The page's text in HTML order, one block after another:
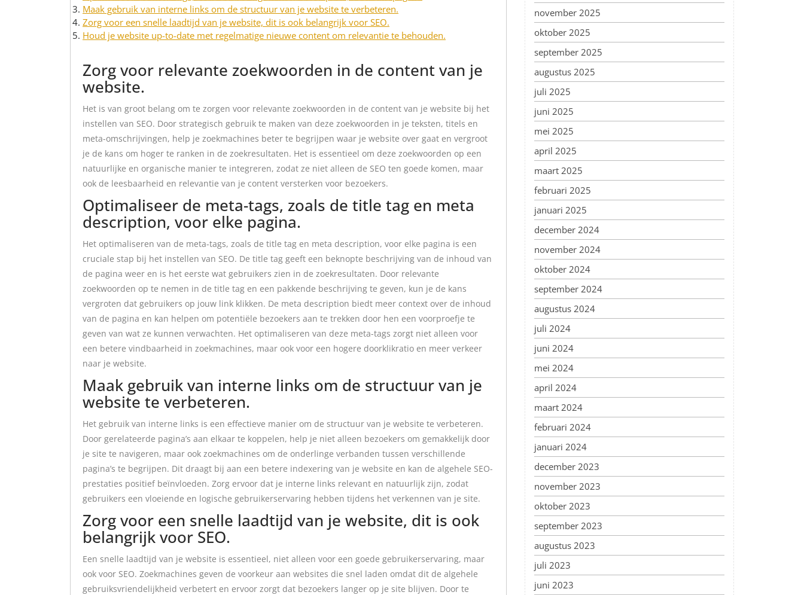
Maak gebruik van interne links om de structuur van je website te verbeteren.
Zorg voor een snelle laadtijd van je website, dit is ook belangrijk voor SEO.
Houd je website up-to-date met regelmatige nieuwe content om relevantie te behouden.
Zorg voor relevante zoekwoorden in de content van je
website.
Het is van groot belang om te zorgen voor relevante zoekwoorden in de content van je website bij het
instellen van SEO. Door strategisch gebruik te maken van deze zoekwoorden in je teksten, titels en
meta-omschrijvingen, help je zoekmachines beter te begrijpen waar je website over gaat en vergroot
je de kans om hoger te ranken in de zoekresultaten. Het is essentieel om deze zoekwoorden op een
natuurlijke en organische manier te integreren, zodat ze niet alleen de SEO ten goede komen, maar
ook de leesbaarheid en relevantie van je content versterken voor bezoekers.
Optimaliseer de meta-tags, zoals de title tag en meta
description, voor elke pagina.
Het optimaliseren van de meta-tags, zoals de title tag en meta description, voor elke pagina is een
cruciale stap bij het instellen van SEO. De title tag geeft een beknopte beschrijving van de inhoud van
de pagina weer en is het eerste wat gebruikers zien in de zoekresultaten. Door relevante
zoekwoorden op te nemen in de title tag en een pakkende beschrijving te geven, kun je de kans
vergroten dat gebruikers op jouw link klikken. De meta description biedt meer context over de inhoud
van de pagina en kan helpen om potentiële bezoekers aan te trekken door hen een voorproefje te
geven van wat ze kunnen verwachten. Het optimaliseren van deze meta-tags zorgt niet alleen voor
een betere vindbaarheid in zoekmachines, maar ook voor een hogere doorklikratio en meer verkeer
naar je website.
Maak gebruik van interne links om de structuur van je
website te verbeteren.
Het gebruik van interne links is een effectieve manier om de structuur van je website te verbeteren.
Door gerelateerde pagina’s aan elkaar te koppelen, help je niet alleen bezoekers om gemakkelijk door
je site te navigeren, maar ook zoekmachines om de onderlinge verbanden tussen verschillende
pagina’s te begrijpen. Dit draagt bij aan een betere indexering van je website en kan de algehele SEO-
prestaties positief beïnvloeden. Zorg ervoor dat je interne links relevant en natuurlijk zijn, zodat
gebruikers een vloeiende en logische gebruikerservaring hebben tijdens het verkennen van je site.
Zorg voor een snelle laadtijd van je website, dit is ook
belangrijk voor SEO.
Een snelle laadtijd van je website is essentieel, niet alleen voor een goede gebruikerservaring, maar
ook voor SEO. Zoekmachines geven de voorkeur aan websites die snel laden omdat dit de algehele
gebruiksvriendelijkheid verbetert en ervoor zorgt dat bezoekers langer op je site blijven. Door te
november 2025
oktober 2025
september 2025
augustus 2025
juli 2025
juni 2025
mei 2025
april 2025
maart 2025
februari 2025
januari 2025
december 2024
november 2024
oktober 2024
september 2024
augustus 2024
juli 2024
juni 2024
mei 2024
april 2024
maart 2024
februari 2024
januari 2024
december 2023
november 2023
oktober 2023
september 2023
augustus 2023
juli 2023
juni 2023